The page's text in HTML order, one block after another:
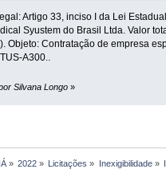
Artigo 33, inciso I da Lei
Syustem do Brasil Ltda. Valor
Objeto: Contratação de empresa
A300..
Silvana Longo »
» 2022 » Licitações » Inexigibilidade»